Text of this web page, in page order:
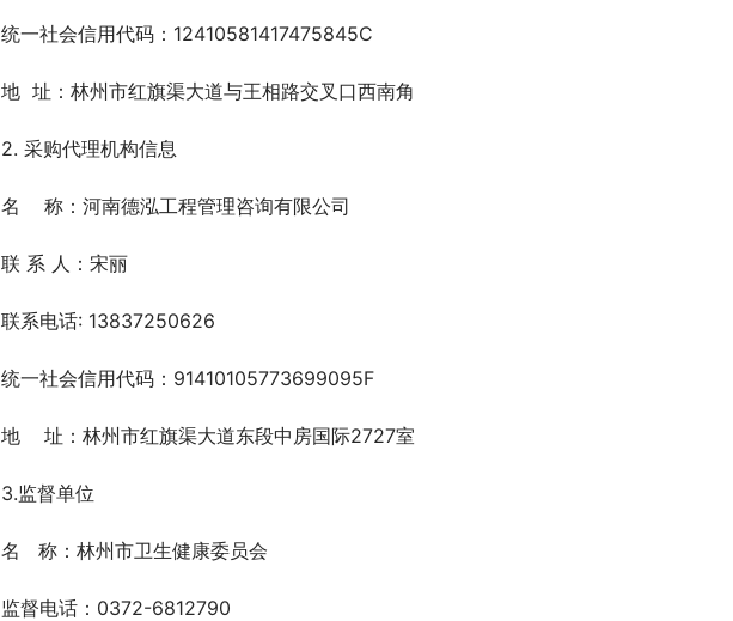
统一社会信用代码：12410581417475845C
地  址：林州市红旗渠大道与王相路交叉口西南角
2. 采购代理机构信息
名    称：河南德泓工程管理咨询有限公司
联 系 人：宋丽
联系电话: 13837250626
统一社会信用代码：91410105773699095F
地    址：林州市红旗渠大道东段中房国际2727室
3.监督单位
名   称：林州市卫生健康委员会
监督电话：0372-6812790